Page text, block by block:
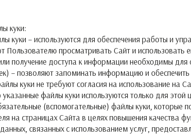
куки:
куки – используются для обеспечения работы и
Пользователю просматривать Сайт и использовать
получение доступа к информации необходимы для
– позволяют запоминать информацию и
куки не требуют согласия на использование на
файлы куки используются только для этой
(вспомогательные) файлы куки,
на страницах Сайта в целях повышения качества
связанных с использованием услуг,